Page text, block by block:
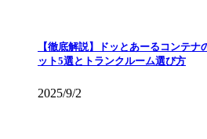
【徹底解説】ドッとあーるコンテ
ット5選とトランクルーム選び方
2025/9/2